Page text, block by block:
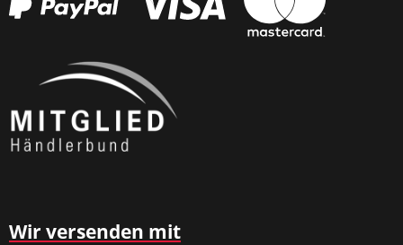
Wir versenden mit